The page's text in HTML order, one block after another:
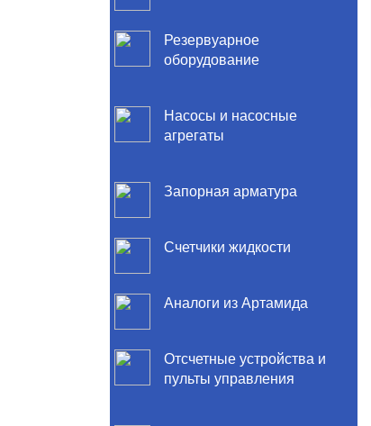
Резервуарное
оборудование
Насосы и насосные
агрегаты
Запорная арматура
Счетчики жидкости
Аналоги из Артамида
Отсчетные устройства и
пульты управления